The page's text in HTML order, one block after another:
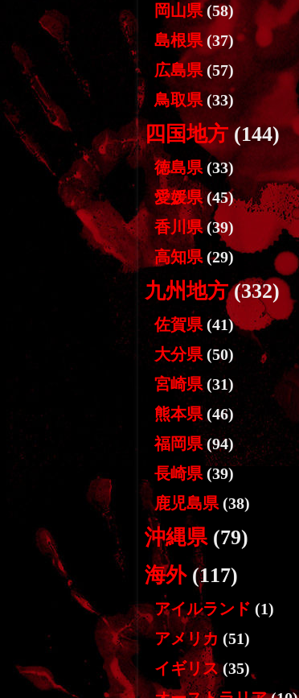
岡山県(58)
島根県(37)
広島県(57)
鳥取県 (33)
四国地方(144)
徳島県(33)
愛媛県(45)
香川県(39)
高知県(29)
九州地方(332)
佐賀県 (41)
大分県 (50)
宮崎県(31)
熊本県(46)
福岡県(94)
長崎県 (39)
鹿児島県 (38)
沖縄県(79)
海外(117)
アイルランド (1)
アメリカ (51)
イギリス(35)